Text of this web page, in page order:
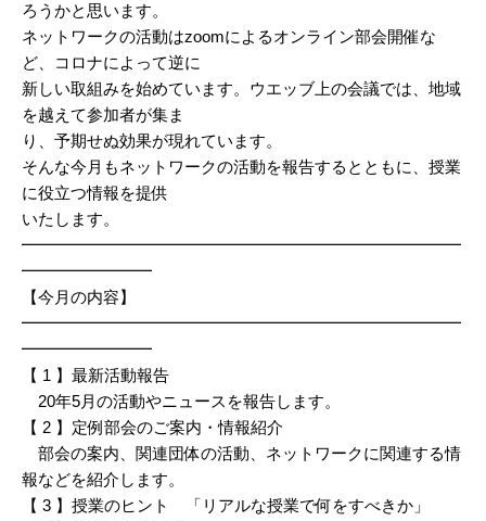
ろうかと思います。
ネットワークの活動はzoomによるオンライン部会開催な
ど、コロナによって逆に
新しい取組みを始めています。ウエッブ上の会議では、地域
を越えて参加者が集ま
り、予期せぬ効果が現れています。
そんな今月もネットワークの活動を報告するとともに、授業
に役立つ情報を提供
いたします。
━━━━━━━━━━━━━━━━━━━━━━━━━━━
━━━━━━━━
【今月の内容】
━━━━━━━━━━━━━━━━━━━━━━━━━━━
━━━━━━━━
【 1 】最新活動報告
20年5月の活動やニュースを報告します。
【 2 】定例部会のご案内・情報紹介
部会の案内、関連団体の活動、ネットワークに関連する情
報などを紹介します。
【 3 】授業のヒント 「リアルな授業で何をすべきか」